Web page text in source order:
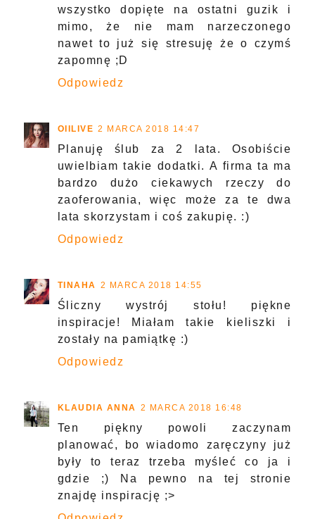
wszystko dopięte na ostatni guzik i
mimo, że nie mam narzeczonego
nawet to już się stresuję że o czymś
zapomnę ;D
Odpowiedz
OIILIVE 2 MARCA 2018 14:47
Planuję ślub za 2 lata. Osobiście
uwielbiam takie dodatki. A firma ta ma
bardzo dużo ciekawych rzeczy do
zaoferowania, więc może za te dwa
lata skorzystam i coś zakupię. :)
Odpowiedz
TINAHA 2 MARCA 2018 14:55
Śliczny wystrój stołu! piękne
inspiracje! Miałam takie kieliszki i
zostały na pamiątkę :)
Odpowiedz
KLAUDIA ANNA 2 MARCA 2018 16:48
Ten piękny powoli zaczynam
planować, bo wiadomo zaręczyny już
były to teraz trzeba myśleć co ja i
gdzie ;) Na pewno na tej stronie
znajdę inspirację ;>